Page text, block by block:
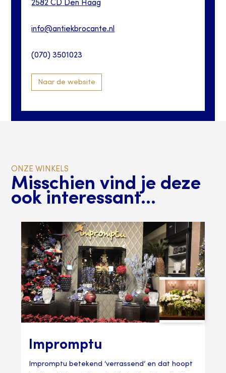
2582 CD Den Haag
info@antiekbrocante.nl
(070) 3501023
Naar de website
ONZE WINKELS
Misschien vind je deze
ook interessant...
Impromptu
Impromptu betekend ‘verrassend’ en dat hoopt